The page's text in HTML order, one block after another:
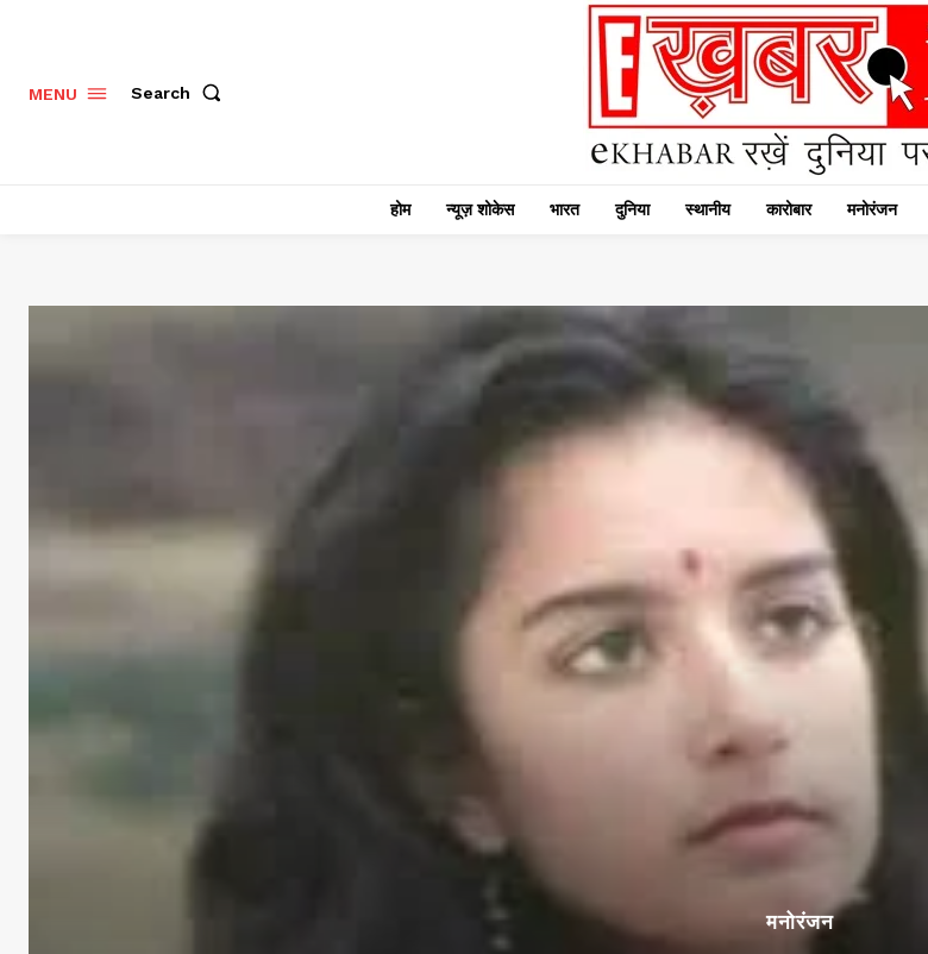
MENU Search
होम न्यूज़ शोकेस भारत दुनिया स्थानीय कारोबार मनोरंजन
मनोरंजन